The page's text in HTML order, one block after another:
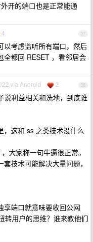
开的端口也是正常能通
37
4
以考虑监听所有端口，然后
全都回 RESET ，看邻居会
38
via Android 2
说利益相关和洗地，到底谁
，这和 ss 之类技术没什么
大家称一句牛逼很正常。
技术可能解决大量问题，
享端口就意味要收回公网
转用户的思维？谁来教他们